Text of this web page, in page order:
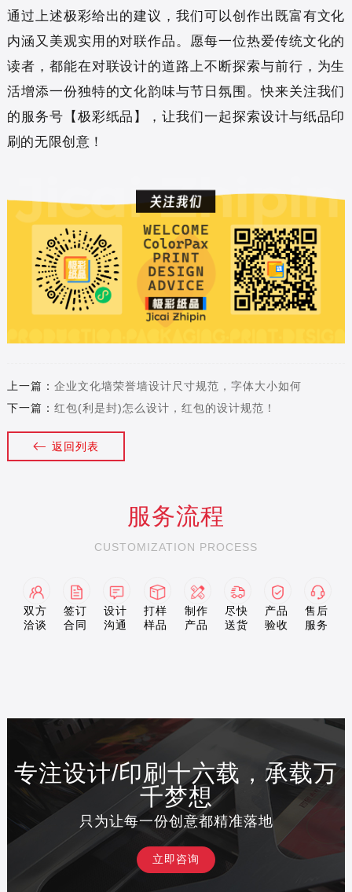
通过上述极彩给出的建议，我们可以创作出既富有文化
内涵又美观实用的对联作品。愿每一位热爱传统文化的
读者，都能在对联设计的道路上不断探索与前行，为生
活增添一份独特的文化韵味与节日氛围。快来关注我们
的服务号【极彩纸品】，让我们一起探索设计与纸品印
刷的无限创意！
上一篇： 企业文化墙荣誉墙设计尺寸规范，字体大小如何
下一篇： 红包(利是封)怎么设计，红包的设计规范！
返回列表
服务流程
CUSTOMIZATION PROCESS
双方
洽谈
签订
合同
设计
沟通
打样
样品
制作
产品
尽快
送货
产品
验收
售后
服务
专注设计/印刷十六载，承载万
千梦想
只为让每一份创意都精准落地
立即咨询